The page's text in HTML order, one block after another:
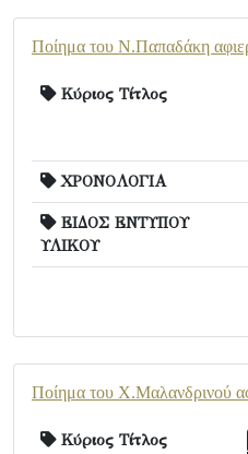
Ποίημα του Ν.Παπαδάκη
Κύριος Τίτλος
ΧΡΟΝΟΛΟΓΙΑ
ΕΙΔΟΣ ΕΝΤΥΠΟΥ
ΥΛΙΚΟΥ
Ποίημα του Χ.Μαλανδρινού
Κύριος Τίτλος